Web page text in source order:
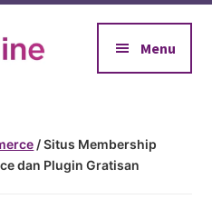
Menu
/ Situs Membership
dan Plugin Gratisan